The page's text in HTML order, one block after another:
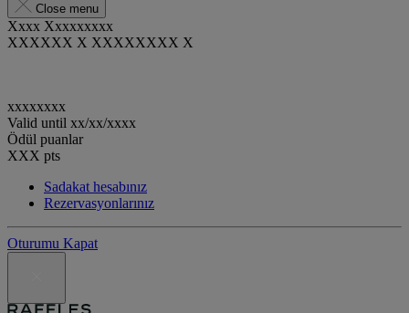
Close menu
Xxxx Xxxxxxxxx
XXXXXX X XXXXXXXX X
xxxxxxxx
Valid until xx/xx/xxxx
Ödül puanlar
XXX pts
Sadakat hesabınız
Rezervasyonlarınız
Oturumu Kapat